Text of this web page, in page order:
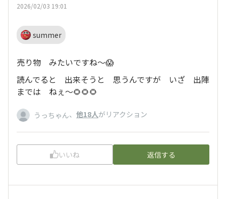
2026/02/03 19:01
summer
売り物 みたいですね〜😱
読んでると 出来そうと 思うんですが いざ 出陣
までは ねぇ～🌻🌻🌻
うっちゃん、 他18人がリアクション
いいね 返信する